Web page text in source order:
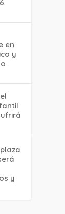
en
y
y